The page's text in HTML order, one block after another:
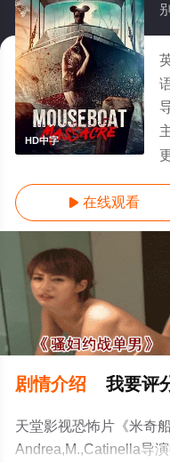
HD中字
 在线观看
剧情介绍 我要评
天堂影视恐怖片《米奇
Andrea,M.,Catinella导演